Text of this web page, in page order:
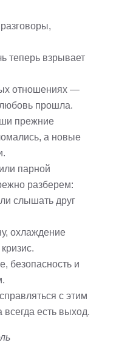
теперь взрывает
отношениях —
любовь прошла.
прежние
а новые
парной
разберем:
слышать друг
охлаждение
безопасность и
с этим
всегда есть выход.